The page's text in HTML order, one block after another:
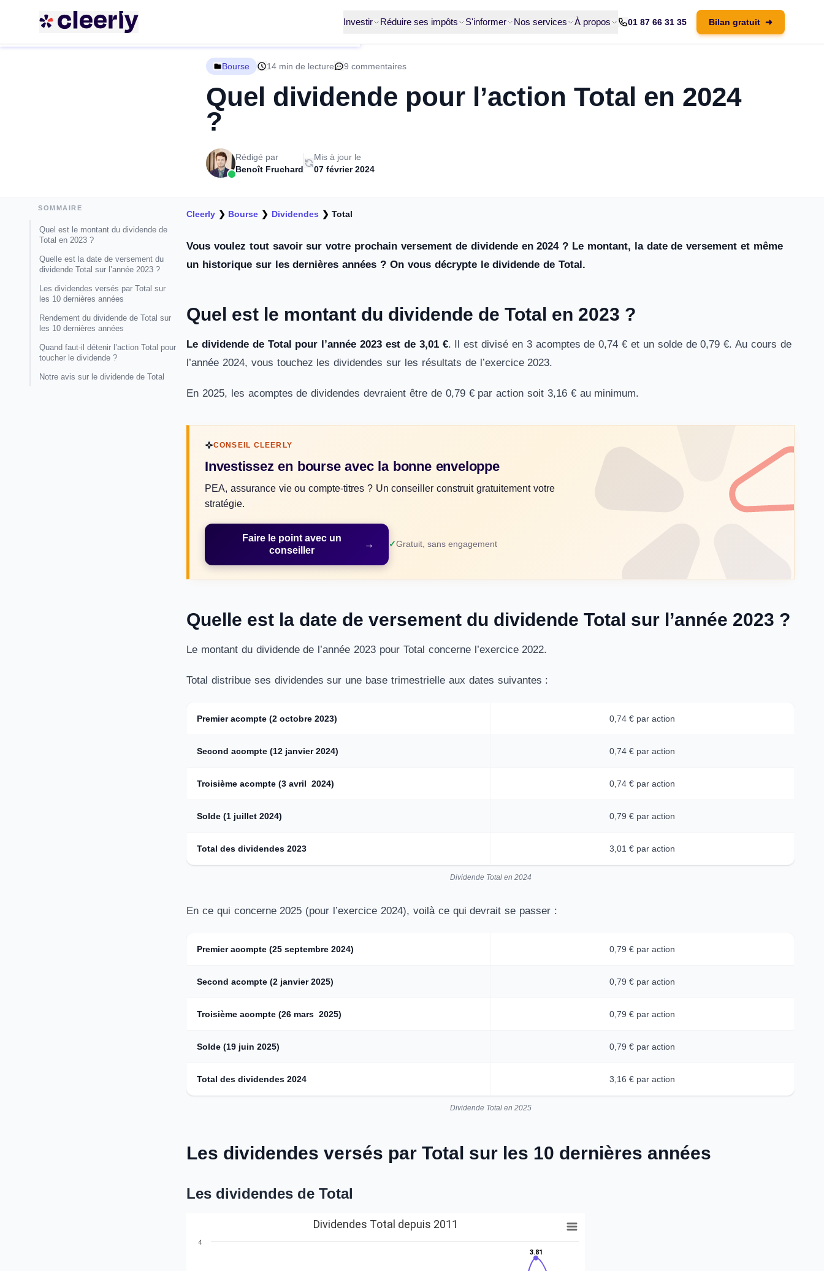
Investir Réduire ses impôts S'informer Nos services À propos 01 87 66 31 35 Bilan gratuit ➜
Bourse 14 min de lecture 9 commentaires
Quel dividende pour l’action Total en 2024
?
Rédigé par
Benoît Fruchard
Mis à jour le
07 février 2024
SOMMAIRE
Quel est le montant du dividende de
Total en 2023 ?
Quelle est la date de versement du
dividende Total sur l’année 2023 ?
Les dividendes versés par Total sur
les 10 dernières années
Rendement du dividende de Total sur
les 10 dernières années
Quand faut-il détenir l’action Total pour
toucher le dividende ?
Notre avis sur le dividende de Total
Cleerly ❯ Bourse ❯ Dividendes ❯Total
Vous voulez tout savoir sur votre prochain versement de dividende en 2024 ? Le montant, la date de versement et même
un historique sur les dernières années ? On vous décrypte le dividende de Total.
Quel est le montant du dividende de Total en 2023 ?
Le dividende de Total pour l’année 2023 est de 3,01 €. Il est divisé en 3 acomptes de 0,74 € et un solde de 0,79 €. Au cours de
l’année 2024, vous touchez les dividendes sur les résultats de l’exercice 2023.
En 2025, les acomptes de dividendes devraient être de 0,79 € par action soit 3,16 € au minimum.
CONSEIL CLEERLY
Investissez en bourse avec la bonne enveloppe
PEA, assurance vie ou compte-titres ? Un conseiller construit gratuitement votre
stratégie.
Faire le point avec un
conseiller
→ Gratuit, sans engagement
Quelle est la date de versement du dividende Total sur l’année 2023 ?
Le montant du dividende de l’année 2023 pour Total concerne l’exercice 2022.
Total distribue ses dividendes sur une base trimestrielle aux dates suivantes :
Premier acompte (2 octobre 2023) 0,74 € par action
Second acompte (12 janvier 2024) 0,74 € par action
Troisième acompte (3 avril 2024) 0,74 € par action
Solde (1 juillet 2024) 0,79 € par action
Total des dividendes 2023 3,01 € par action
Dividende Total en 2024
En ce qui concerne 2025 (pour l’exercice 2024), voilà ce qui devrait se passer :
Premier acompte (25 septembre 2024) 0,79 € par action
Second acompte (2 janvier 2025) 0,79 € par action
Troisième acompte (26 mars 2025) 0,79 € par action
Solde (19 juin 2025) 0,79 € par action
Total des dividendes 2024 3,16 € par action
Dividende Total en 2025
Les dividendes versés par Total sur les 10 dernières années
Les dividendes de Total
Dividendes Total depuis 2011
3.81
4